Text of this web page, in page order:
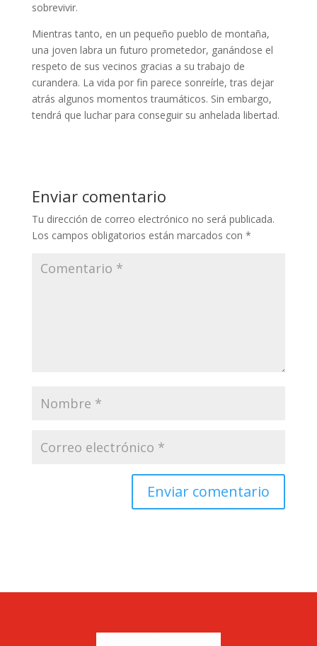
sobrevivir.
Mientras tanto, en un pequeño pueblo de montaña,
una joven labra un futuro prometedor, ganándose el
respeto de sus vecinos gracias a su trabajo de
curandera. La vida por fin parece sonreírle, tras dejar
atrás algunos momentos traumáticos. Sin embargo,
tendrá que luchar para conseguir su anhelada libertad.
Enviar comentario
Tu dirección de correo electrónico no será publicada.
Los campos obligatorios están marcados con *